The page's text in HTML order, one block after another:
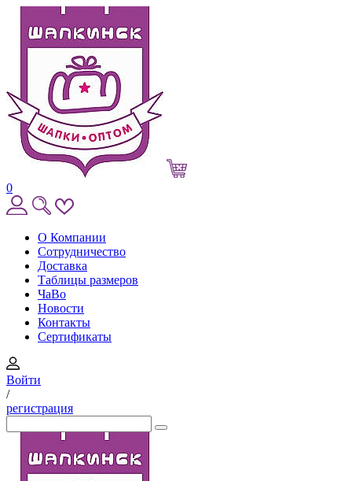
0
О Компании
Сотрудничество
Доставка
Таблицы размеров
ЧаВо
Новости
Контакты
Сертификаты
Войти
/
регистрация